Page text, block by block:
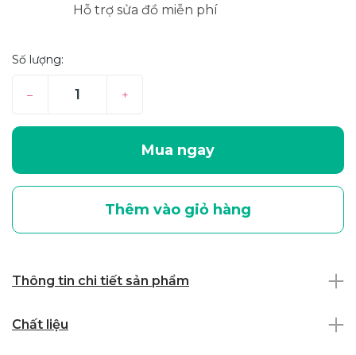
Hỗ trợ sửa đồ miễn phí
Số lượng:
– +
Mua ngay
Thêm vào giỏ hàng
Thông tin chi tiết sản phẩm
Chất liệu